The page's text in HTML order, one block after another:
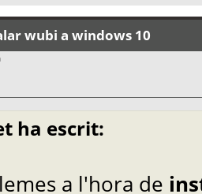
wubi a windows 10
ha escrit:
a l'hora de